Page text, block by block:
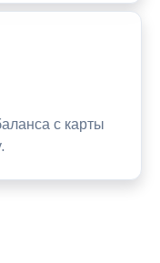
с карты